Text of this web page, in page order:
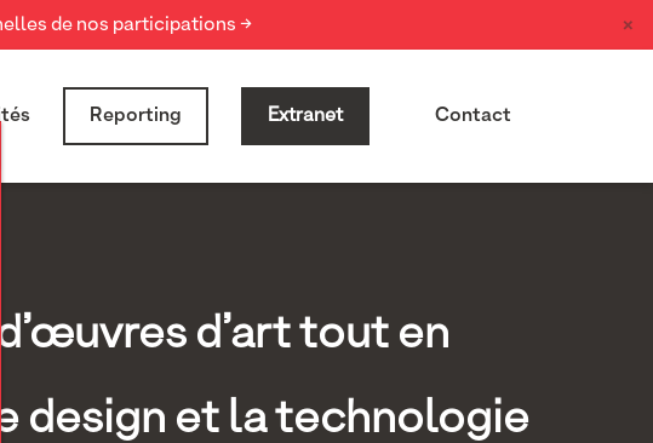
de nos participations → ×
Reporting Extranet Contact
d’art tout en
design et la technologie